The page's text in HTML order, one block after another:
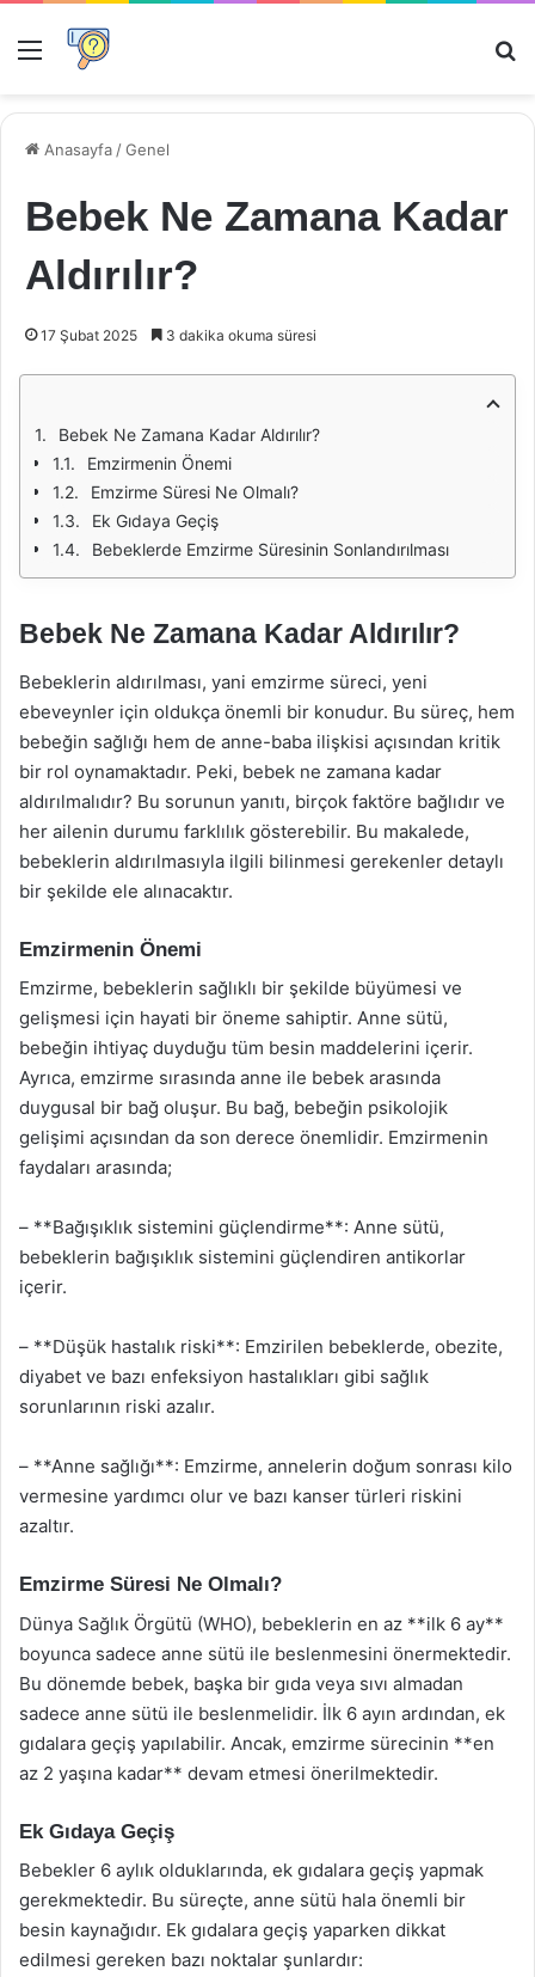
Menü
Anasayfa /Genel
Bebek Ne Zamana Kadar
Aldırılır?
17 Şubat 2025 3 dakika okuma süresi
Bebek Ne Zamana Kadar Aldırılır?
Emzirmenin Önemi
Emzirme Süresi Ne Olmalı?
Ek Gıdaya Geçiş
Bebeklerde Emzirme Süresinin Sonlandırılması
Bebek Ne Zamana Kadar Aldırılır?
Bebeklerin aldırılması, yani emzirme süreci, yeni
ebeveynler için oldukça önemli bir konudur. Bu süreç, hem
bebeğin sağlığı hem de anne-baba ilişkisi açısından kritik
bir rol oynamaktadır. Peki, bebek ne zamana kadar
aldırılmalıdır? Bu sorunun yanıtı, birçok faktöre bağlıdır ve
her ailenin durumu farklılık gösterebilir. Bu makalede,
bebeklerin aldırılmasıyla ilgili bilinmesi gerekenler detaylı
bir şekilde ele alınacaktır.
Emzirmenin Önemi
Emzirme, bebeklerin sağlıklı bir şekilde büyümesi ve
gelişmesi için hayati bir öneme sahiptir. Anne sütü,
bebeğin ihtiyaç duyduğu tüm besin maddelerini içerir.
Ayrıca, emzirme sırasında anne ile bebek arasında
duygusal bir bağ oluşur. Bu bağ, bebeğin psikolojik
gelişimi açısından da son derece önemlidir. Emzirmenin
faydaları arasında;
– **Bağışıklık sistemini güçlendirme**: Anne sütü,
bebeklerin bağışıklık sistemini güçlendiren antikorlar
içerir.
– **Düşük hastalık riski**: Emzirilen bebeklerde, obezite,
diyabet ve bazı enfeksiyon hastalıkları gibi sağlık
sorunlarının riski azalır.
– **Anne sağlığı**: Emzirme, annelerin doğum sonrası kilo
vermesine yardımcı olur ve bazı kanser türleri riskini
azaltır.
Emzirme Süresi Ne Olmalı?
Dünya Sağlık Örgütü (WHO), bebeklerin en az **ilk 6 ay**
boyunca sadece anne sütü ile beslenmesini önermektedir.
Bu dönemde bebek, başka bir gıda veya sıvı almadan
sadece anne sütü ile beslenmelidir. İlk 6 ayın ardından, ek
gıdalara geçiş yapılabilir. Ancak, emzirme sürecinin **en
az 2 yaşına kadar** devam etmesi önerilmektedir.
Ek Gıdaya Geçiş
Bebekler 6 aylık olduklarında, ek gıdalara geçiş yapmak
gerekmektedir. Bu süreçte, anne sütü hala önemli bir
besin kaynağıdır. Ek gıdalara geçiş yaparken dikkat
edilmesi gereken bazı noktalar şunlardır: